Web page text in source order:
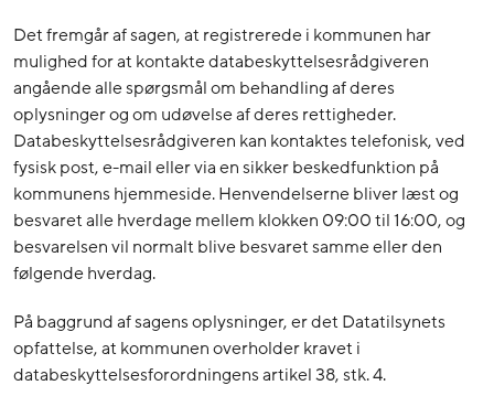
Det fremgår af sagen, at registrerede i kommunen har
mulighed for at kontakte databeskyttelsesrådgiveren
angående alle spørgsmål om behandling af deres
oplysninger og om udøvelse af deres rettigheder.
Databeskyttelsesrådgiveren kan kontaktes telefonisk, ved
fysisk post, e-mail eller via en sikker beskedfunktion på
kommunens hjemmeside. Henvendelserne bliver læst og
besvaret alle hverdage mellem klokken 09:00 til 16:00, og
besvarelsen vil normalt blive besvaret samme eller den
følgende hverdag.
På baggrund af sagens oplysninger, er det Datatilsynets
opfattelse, at kommunen overholder kravet i
databeskyttelsesforordningens artikel 38, stk. 4.